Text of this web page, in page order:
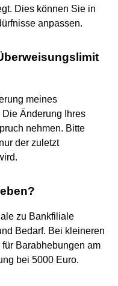
Dies können Sie in
anpassen.
meines
Änderung Ihres
nehmen. Bitte
der zuletzt
zu Bankfiliale
Bedarf. Bei kleineren
Barabhebungen am
bei 5000 Euro.